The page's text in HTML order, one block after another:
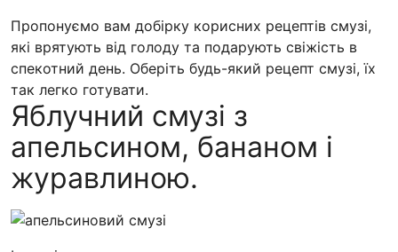
Пропонуємо вам добірку корисних рецептів смузі,
які врятують від голоду та подарують свіжість в
спекотний день. Оберіть будь-який рецепт смузі, їх
так легко готувати.
Яблучний смузі з
апельсином, бананом і
журавлиною.